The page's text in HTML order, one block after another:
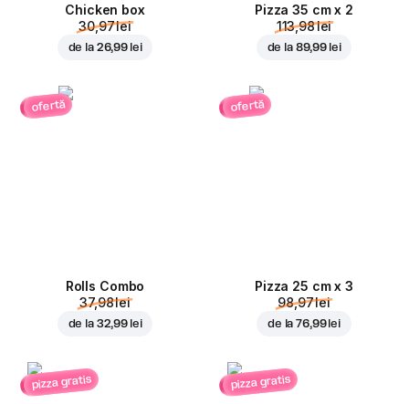
Chicken box
30,97 lei
de la 26,99 lei
Pizza 35 cm x 2
113,98 lei
de la 89,99 lei
ofertă
Rolls Combo
37,98 lei
de la 32,99 lei
ofertă
Pizza 25 cm x 3
98,97 lei
de la76,99 lei
pizza gratis pizza gratis